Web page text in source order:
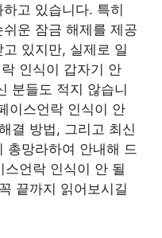
고 있습니다. 특히
운 잠금 해제를 제공
있지만, 실제로 일
인식이 갑자기 안
분들도 적지 않습니
이스언락 인식이 안
결 방법, 그리고 최신
총망라하여 안내해 드
언락 인식이 안 될
끝까지 읽어보시길